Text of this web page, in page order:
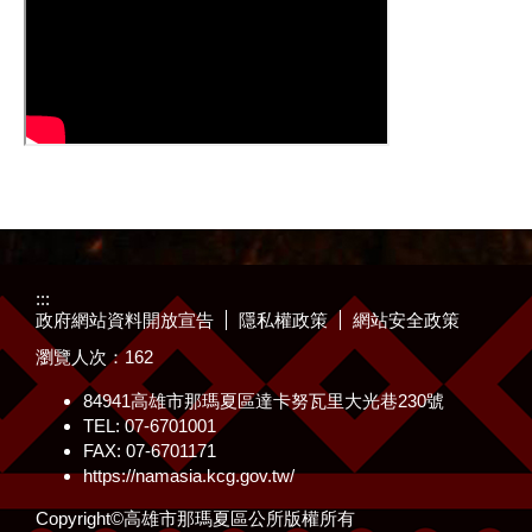
:::
政府網站資料開放宣告
隱私權政策
網站安全政策
瀏覽人次：162
84941高雄市那瑪夏區達卡努瓦里大光巷230號
TEL: 07-6701001
FAX: 07-6701171
https://namasia.kcg.gov.tw/
Copyright©高雄市那瑪夏區公所版權所有